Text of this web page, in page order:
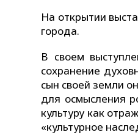
На открытии
города.
В своем
сохранение
сын своей земли
для осмысления
культуру как
«культурное